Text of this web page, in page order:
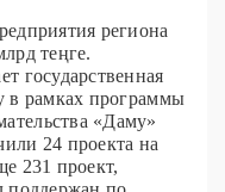
региона
теңге.
государственная
в рамках программы
«Даму»
24 проекта на
231 проект,